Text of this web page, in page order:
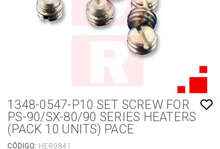
1348-0547-P10 SET SCREW FOR
PS-90/SX-80/90 SERIES HEATERS
(PACK 10 UNITS) PACE
CÓDIGO: HER0841